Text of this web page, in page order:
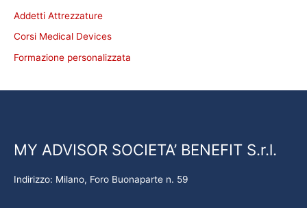
Addetti Attrezzature
Corsi Medical Devices
Formazione personalizzata
MY ADVISOR SOCIETA’ BENEFIT S.r.l.
Indirizzo: Milano, Foro Buonaparte n. 59